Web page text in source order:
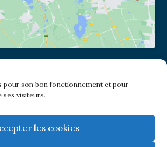
pour son bon fonctionnement et pour
visiteurs.
les cookies
adresse)
Simplon